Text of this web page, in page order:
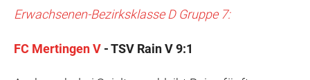
Erwachsenen-Bezirksklasse D Gruppe 7:
FC Mertingen V - TSV Rain V 9:1